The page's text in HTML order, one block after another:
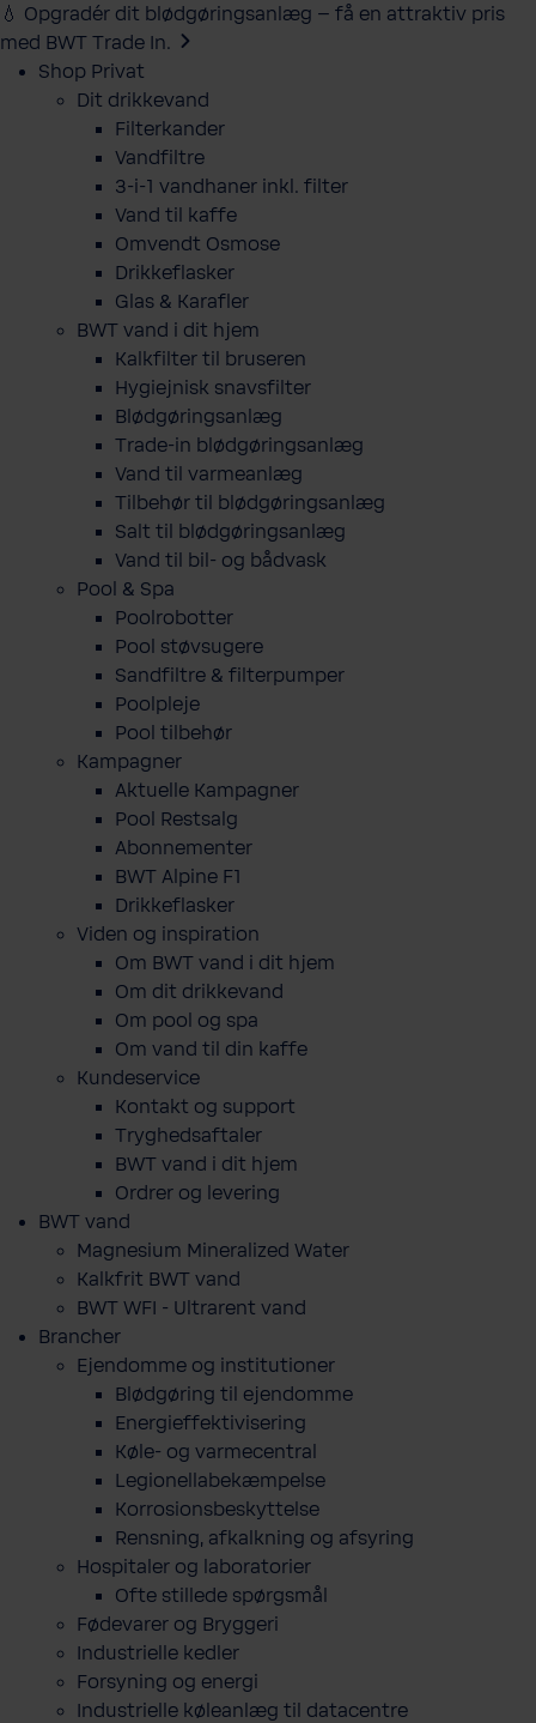
💧 Opgradér dit blødgøringsanlæg – få en attraktiv pris
med BWT Trade In.
Shop Privat
Dit drikkevand
Filterkander
Vandfiltre
3-i-1 vandhaner inkl. filter
Vand til kaffe
Omvendt Osmose
Drikkeflasker
Glas & Karafler
BWT vand i dit hjem
Kalkfilter til bruseren
Hygiejnisk snavsfilter
Blødgøringsanlæg
Trade-in blødgøringsanlæg
Vand til varmeanlæg
Tilbehør til blødgøringsanlæg
Salt til blødgøringsanlæg
Vand til bil- og bådvask
Pool & Spa
Poolrobotter
Pool støvsugere
Sandfiltre & filterpumper
Poolpleje
Pool tilbehør
Kampagner
Aktuelle Kampagner
Pool Restsalg
Abonnementer
BWT Alpine F1
Drikkeflasker
Viden og inspiration
Om BWT vand i dit hjem
Om dit drikkevand
Om pool og spa
Om vand til din kaffe
Kundeservice
Kontakt og support
Tryghedsaftaler
BWT vand i dit hjem
Ordrer og levering
BWT vand
Magnesium Mineralized Water
Kalkfrit BWT vand
BWT WFI - Ultrarent vand
Brancher
Ejendomme og institutioner
Blødgøring til ejendomme
Energieffektivisering
Køle- og varmecentral
Legionellabekæmpelse
Korrosionsbeskyttelse
Rensning, afkalkning og afsyring
Hospitaler og laboratorier
Ofte stillede spørgsmål
Fødevarer og Bryggeri
Industrielle kedler
Forsyning og energi
Industrielle køleanlæg til datacentre